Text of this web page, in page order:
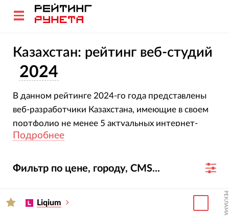
Казахстан: рейтинг веб-студий
2024
В данном рейтинге 2024-го года представлены
веб-разработчики Казахстана, имеющие в своем
портфолио не менее 5 актуальных интернет-
проектов.
Подробнее
Фильтр по цене, городу, CMS...
Liqium РЕКЛАМА